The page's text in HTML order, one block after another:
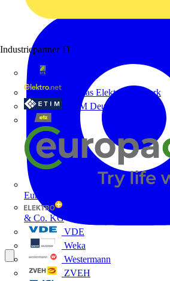
Industriepartner 11
de - das Elektrohandwerk
ETIM Deutschland eV
Europacable
GED Gesellschaft für
& Co. KG
VDE
Weka
Westermann
ZVEH